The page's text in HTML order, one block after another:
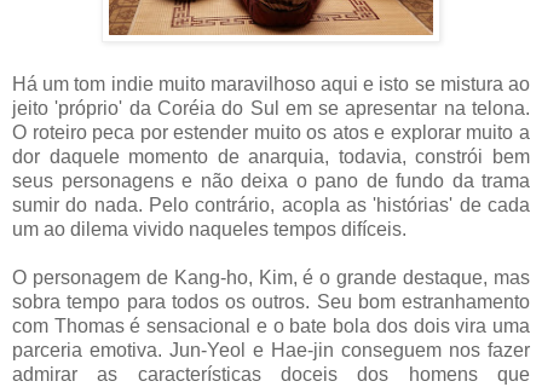
Há um tom indie muito maravilhoso aqui e isto se mistura ao
jeito 'próprio' da Coréia do Sul em se apresentar na telona.
O roteiro peca por estender muito os atos e explorar muito a
dor daquele momento de anarquia, todavia, constrói bem
seus personagens e não deixa o pano de fundo da trama
sumir do nada. Pelo contrário, acopla as 'histórias' de cada
um ao dilema vivido naqueles tempos difíceis.
O personagem de Kang-ho, Kim, é o grande destaque, mas
sobra tempo para todos os outros. Seu bom estranhamento
com Thomas é sensacional e o bate bola dos dois vira uma
parceria emotiva. Jun-Yeol e Hae-jin conseguem nos fazer
admirar as características doceis dos homens que